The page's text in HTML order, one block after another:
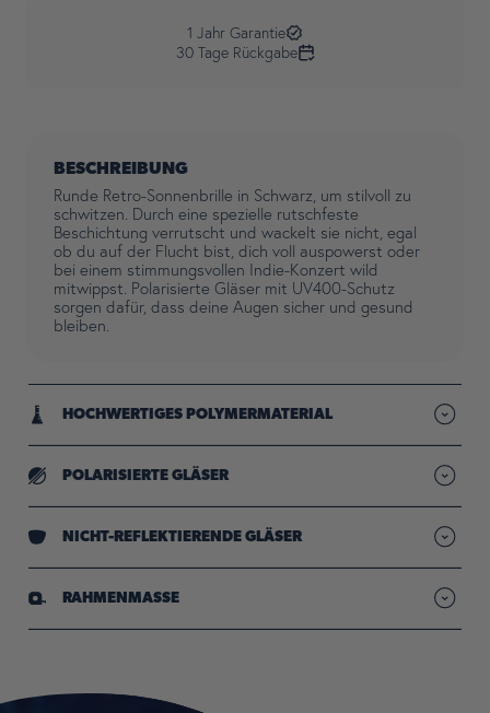
1 Jahr Garantie
30 Tage Rückgabe
BESCHREIBUNG
Runde Retro-Sonnenbrille in Schwarz, um stilvoll zu
schwitzen. Durch eine spezielle rutschfeste
Beschichtung verrutscht und wackelt sie nicht, egal
ob du auf der Flucht bist, dich voll auspowerst oder
bei einem stimmungsvollen Indie-Konzert wild
mitwippst. Polarisierte Gläser mit UV400-Schutz
sorgen dafür, dass deine Augen sicher und gesund
bleiben.
HOCHWERTIGES POLYMERMATERIAL
Leichte Rahmen, die auf Langlebigkeit ausgelegt sind
POLARISIERTE GLÄSER
„Reduzierte Blendung, damit Sie immer scharf und klar
sehen“
NICHT-REFLEKTIERENDE GLÄSER
Gleichmäßige Tönung der Gläser für helle Lichtverhältnisse
RAHMENMASSE